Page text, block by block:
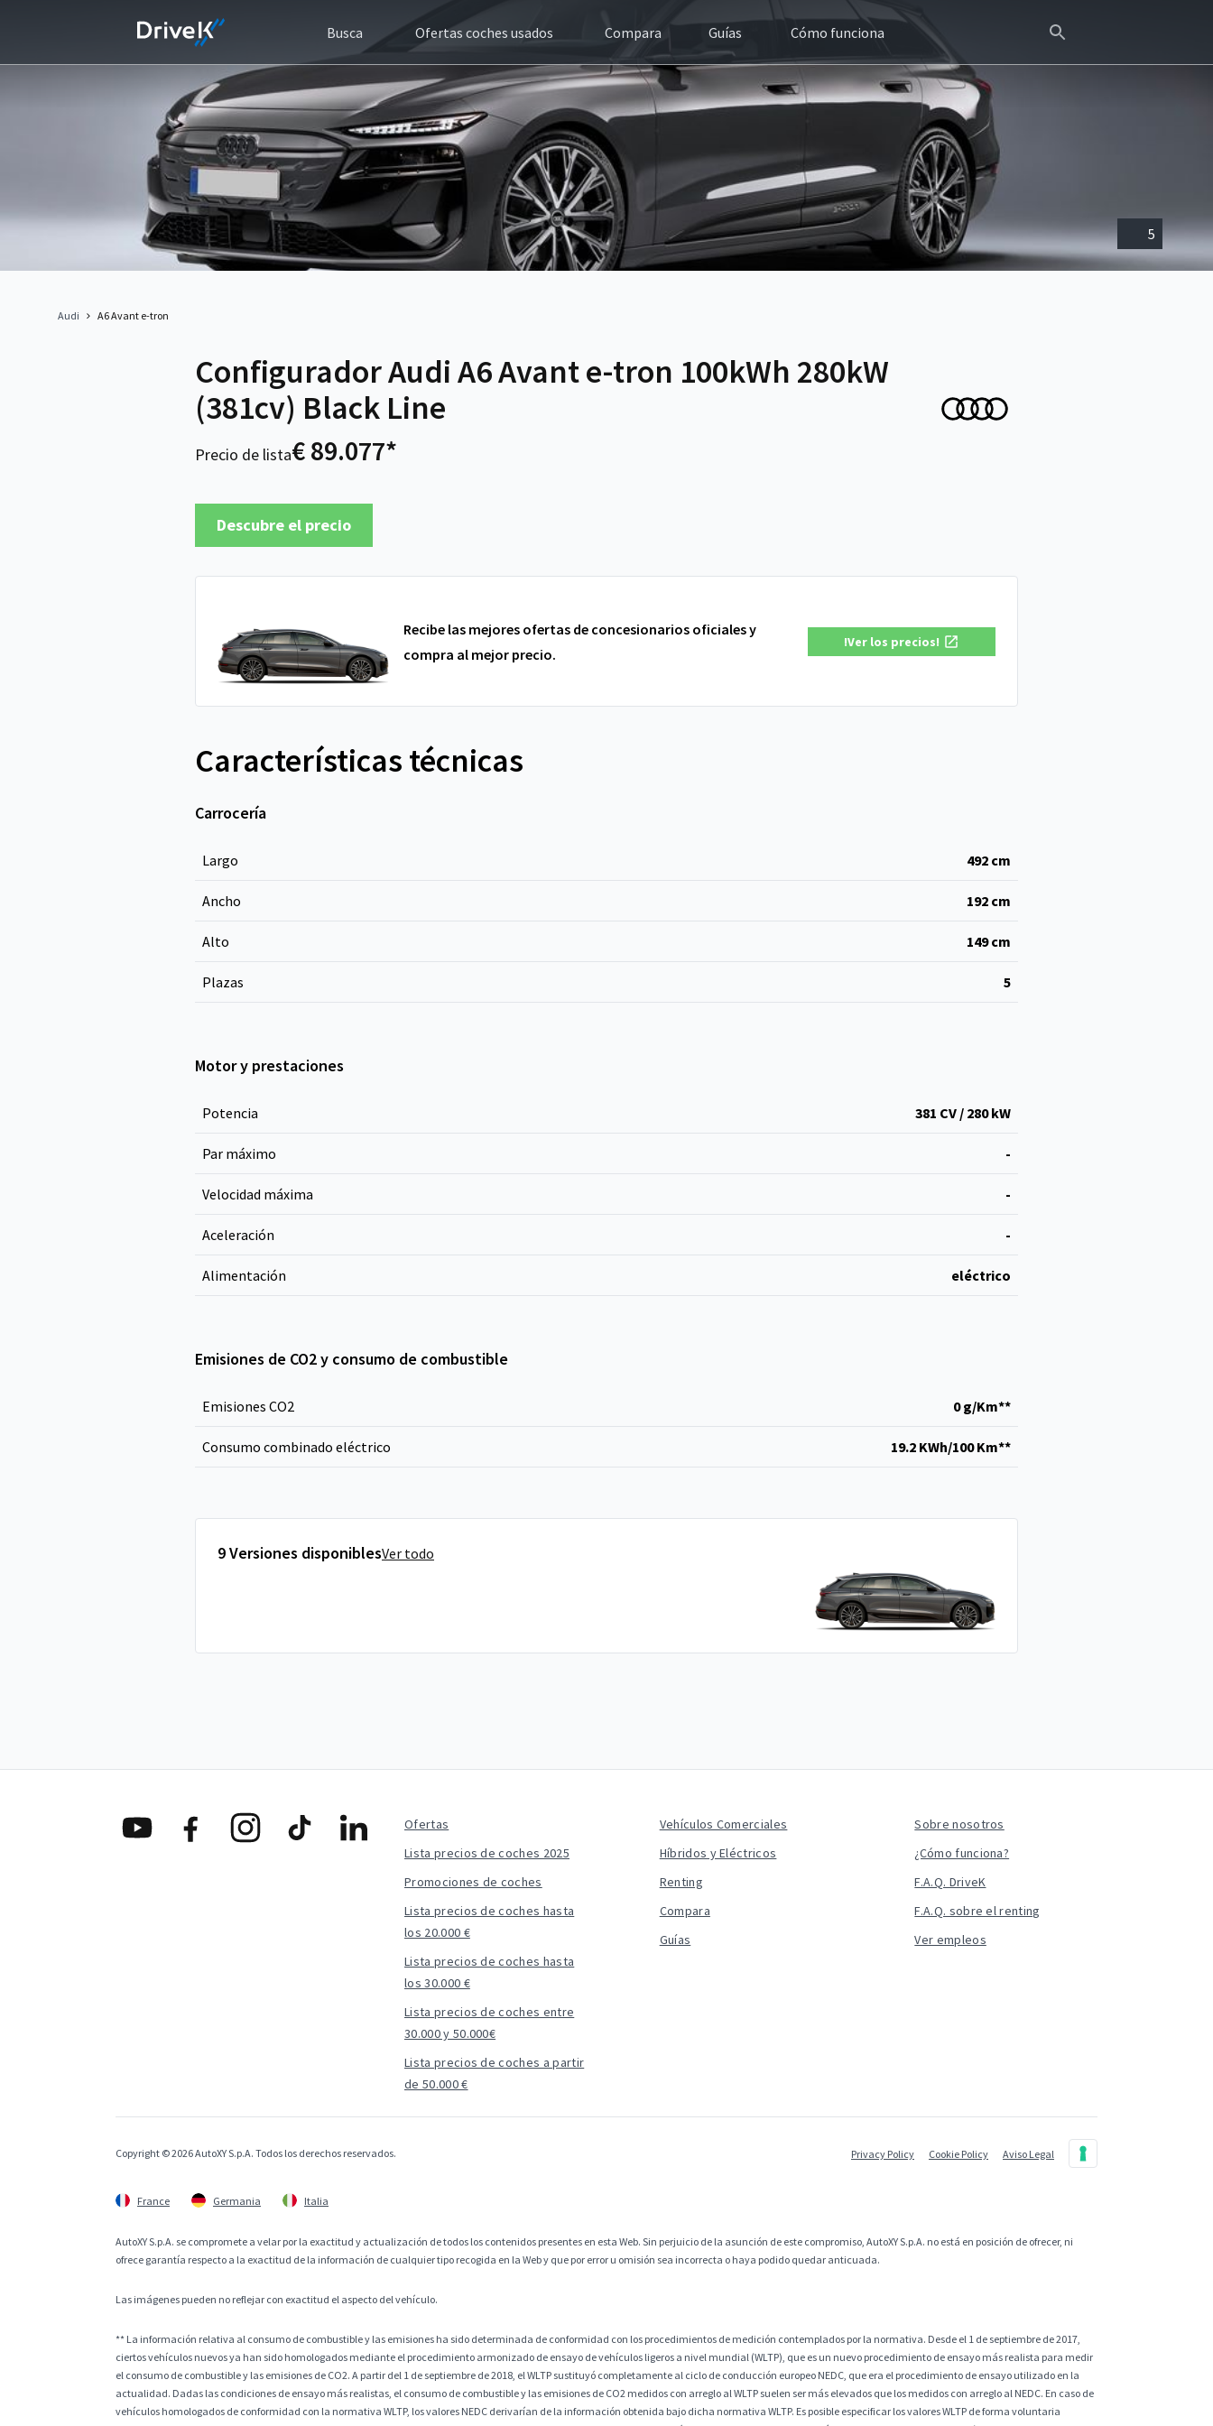
Busca Ofertas coches usados Compara Guías Cómo funciona
5
Audi A6 Avant e-tron
Configurador Audi A6 Avant e-tron 100kWh 280kW
(381cv) Black Line
Precio de lista€ 89.077*
Descubre el precio
Recibe las mejores ofertas de concesionarios oficiales y
compra al mejor precio.
!Ver los precios!
Características técnicas
Carrocería
Largo 492 cm
Ancho 192 cm
Alto 149cm
Plazas 5
Motor y prestaciones
Potencia 381 CV / 280 kW
Par máximo -
Velocidad máxima -
Aceleración -
Alimentación eléctrico
Emisiones de CO2 y consumo de combustible
Emisiones CO2 0 g/Km**
Consumo combinado eléctrico 19.2 KWh/100 Km**
9 Versiones disponiblesVer todo
Ofertas
Lista precios de coches 2025
Promociones de coches
Lista precios de coches hasta
los 20.000 €
Lista precios de coches hasta
los 30.000 €
Lista precios de coches entre
30.000 y 50.000€
Lista precios de coches a partir
de 50.000 €
Vehículos Comerciales
Híbridos y Eléctricos
Renting
Compara
Guías
Sobre nosotros
¿Cómo funciona?
F.A.Q. DriveK
F.A.Q. sobre el renting
Ver empleos
Copyright © 2026 AutoXY S.p.A. Todos los derechos reservados. Privacy Policy Cookie Policy Aviso Legal
France Germania Italia
AutoXY S.p.A. se compromete a velar por la exactitud y actualización de todos los contenidos presentes en esta Web. Sin perjuicio de la asunción de este compromiso, AutoXY S.p.A. no está en posición de ofrecer, ni
ofrece garantía respecto a la exactitud de la información de cualquier tipo recogida en la Web y que por error u omisión sea incorrecta o haya podido quedar anticuada.
Las imágenes pueden no reflejar con exactitud el aspecto del vehículo.
** La información relativa al consumo de combustible y las emisiones ha sido determinada de conformidad con los procedimientos de medición contemplados por la normativa. Desde el 1 de septiembre de 2017,
ciertos vehículos nuevos ya han sido homologados mediante el procedimiento armonizado de ensayo de vehículos ligeros a nivel mundial (WLTP), que es un nuevo procedimiento de ensayo más realista para medir
el consumo de combustible y las emisiones de CO2. A partir del 1 de septiembre de 2018, el WLTP sustituyó completamente al ciclo de conducción europeo NEDC, que era el procedimiento de ensayo utilizado en la
actualidad. Dadas las condiciones de ensayo más realistas, el consumo de combustible y las emisiones de CO2 medidos con arreglo al WLTP suelen ser más elevados que los medidos con arreglo al NEDC. En caso de
vehículos homologados de conformidad con la normativa WLTP, los valores NEDC derivarían de la información obtenida bajo dicha normativa WLTP. Es posible especificar los valores WLTP de forma voluntaria